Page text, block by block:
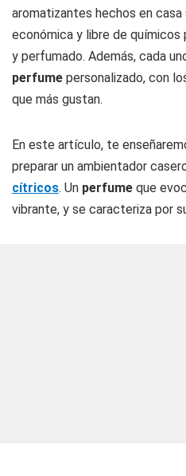
aromatizantes hechos en casa
económica y libre de químicos
y perfumado. Además, cada
perfume personalizado, con
que más gustan.
En este artículo, te
preparar un ambientador
cítricos. Un perfume que
vibrante, y se caracteriza por